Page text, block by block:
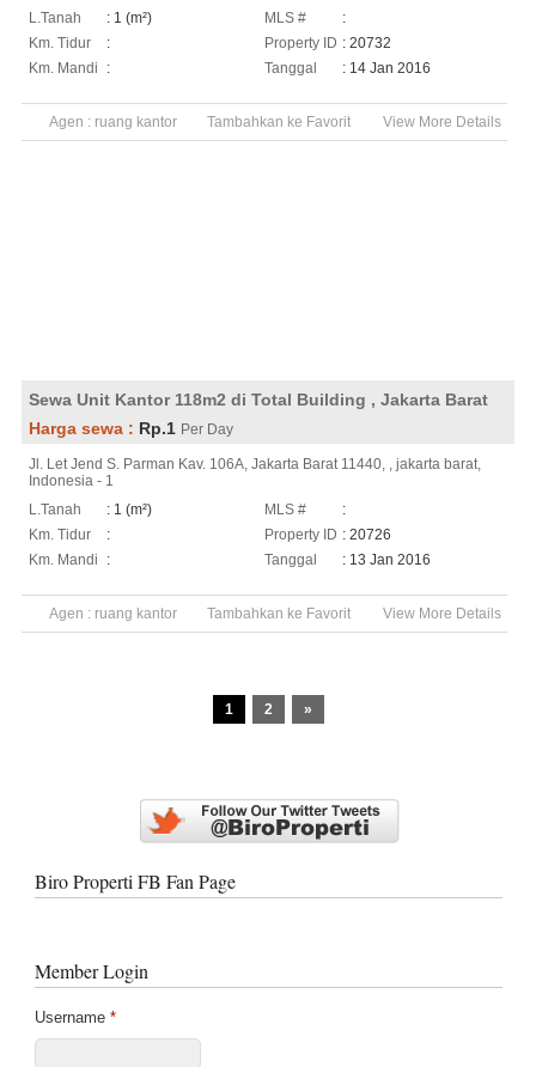
L.Tanah
: 1 (m²)
Km. Tidur
:
Km. Mandi
:
MLS #
:
Property ID : 20732
Tanggal
: 14 Jan 2016
Agen : ruang kantor Tambahkan ke Favorit View More Details
Sewa Unit Kantor 118m2 di Total Building , Jakarta Barat
Harga sewa : Rp.1 Per Day
Jl. Let Jend S. Parman Kav. 106A, Jakarta Barat 11440, , jakarta barat,
Indonesia - 1
L.Tanah
: 1 (m²)
Km. Tidur
:
Km. Mandi
:
MLS #
:
Property ID : 20726
Tanggal
: 13 Jan 2016
Agen : ruang kantor Tambahkan ke Favorit View More Details
1 2 »
Biro Properti FB Fan Page
Member Login
Username *